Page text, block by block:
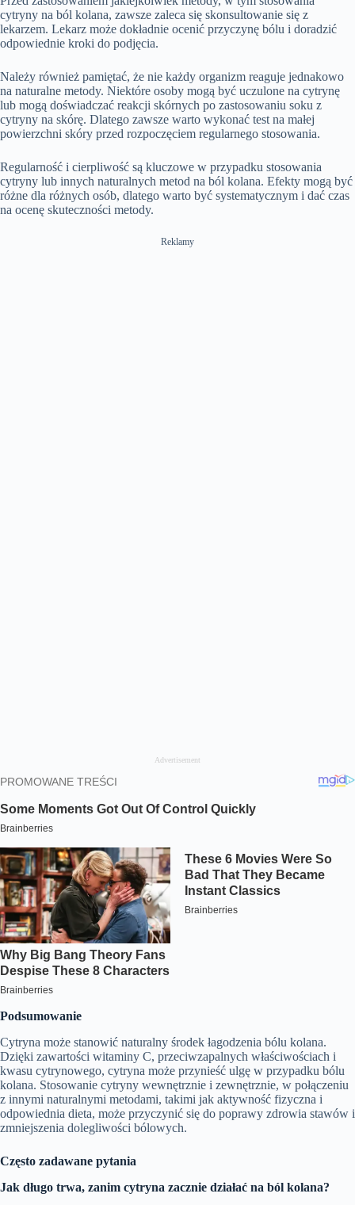
cytryny na ból kolana, zawsze zaleca się skonsultowanie się z
lekarzem. Lekarz może dokładnie ocenić przyczynę bólu i doradzić
odpowiednie kroki do podjęcia.
Należy również pamiętać, że nie każdy organizm reaguje jednakowo
na naturalne metody. Niektóre osoby mogą być uczulone na cytrynę
lub mogą doświadczać reakcji skórnych po zastosowaniu soku z
cytryny na skórę. Dlatego zawsze warto wykonać test na małej
powierzchni skóry przed rozpoczęciem regularnego stosowania.
Regularność i cierpliwość są kluczowe w przypadku stosowania
cytryny lub innych naturalnych metod na ból kolana. Efekty mogą być
różne dla różnych osób, dlatego warto być systematycznym i dać czas
na ocenę skuteczności metody.
Reklamy
Advertisement
Podsumowanie
Cytryna może stanowić naturalny środek łagodzenia bólu kolana.
Dzięki zawartości witaminy C, przeciwzapalnych właściwościach i
kwasu cytrynowego, cytryna może przynieść ulgę w przypadku bólu
kolana. Stosowanie cytryny wewnętrznie i zewnętrznie, w połączeniu
z innymi naturalnymi metodami, takimi jak aktywność fizyczna i
odpowiednia dieta, może przyczynić się do poprawy zdrowia stawów i
zmniejszenia dolegliwości bólowych.
Często zadawane pytania
Jak długo trwa, zanim cytryna zacznie działać na ból kolana?